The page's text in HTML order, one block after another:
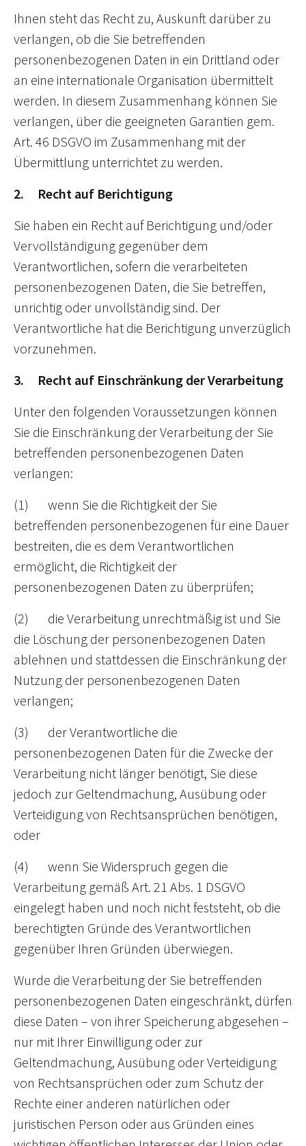
Ihnen steht das Recht zu, Auskunft darüber zu
verlangen, ob die Sie betreffenden
personenbezogenen Daten in ein Drittland oder
an eine internationale Organisation übermittelt
werden. In diesem Zusammenhang können Sie
verlangen, über die geeigneten Garantien gem.
Art. 46 DSGVO im Zusammenhang mit der
Übermittlung unterrichtet zu werden.
2. Recht auf Berichtigung
Sie haben ein Recht auf Berichtigung und/oder
Vervollständigung gegenüber dem
Verantwortlichen, sofern die verarbeiteten
personenbezogenen Daten, die Sie betreffen,
unrichtig oder unvollständig sind. Der
Verantwortliche hat die Berichtigung unverzüglich
vorzunehmen.
3. Recht auf Einschränkung der Verarbeitung
Unter den folgenden Voraussetzungen können
Sie die Einschränkung der Verarbeitung der Sie
betreffenden personenbezogenen Daten
verlangen:
(1) wenn Sie die Richtigkeit der Sie
betreffenden personenbezogenen für eine Dauer
bestreiten, die es dem Verantwortlichen
ermöglicht, die Richtigkeit der
personenbezogenen Daten zu überprüfen;
(2) die Verarbeitung unrechtmäßig ist und Sie
die Löschung der personenbezogenen Daten
ablehnen und stattdessen die Einschränkung der
Nutzung der personenbezogenen Daten
verlangen;
(3) der Verantwortliche die
personenbezogenen Daten für die Zwecke der
Verarbeitung nicht länger benötigt, Sie diese
jedoch zur Geltendmachung, Ausübung oder
Verteidigung von Rechtsansprüchen benötigen,
oder
(4) wenn Sie Widerspruch gegen die
Verarbeitung gemäß Art. 21 Abs. 1 DSGVO
eingelegt haben und noch nicht feststeht, ob die
berechtigten Gründe des Verantwortlichen
gegenüber Ihren Gründen überwiegen.
Wurde die Verarbeitung der Sie betreffenden
personenbezogenen Daten eingeschränkt, dürfen
diese Daten – von ihrer Speicherung abgesehen –
nur mit Ihrer Einwilligung oder zur
Geltendmachung, Ausübung oder Verteidigung
von Rechtsansprüchen oder zum Schutz der
Rechte einer anderen natürlichen oder
juristischen Person oder aus Gründen eines